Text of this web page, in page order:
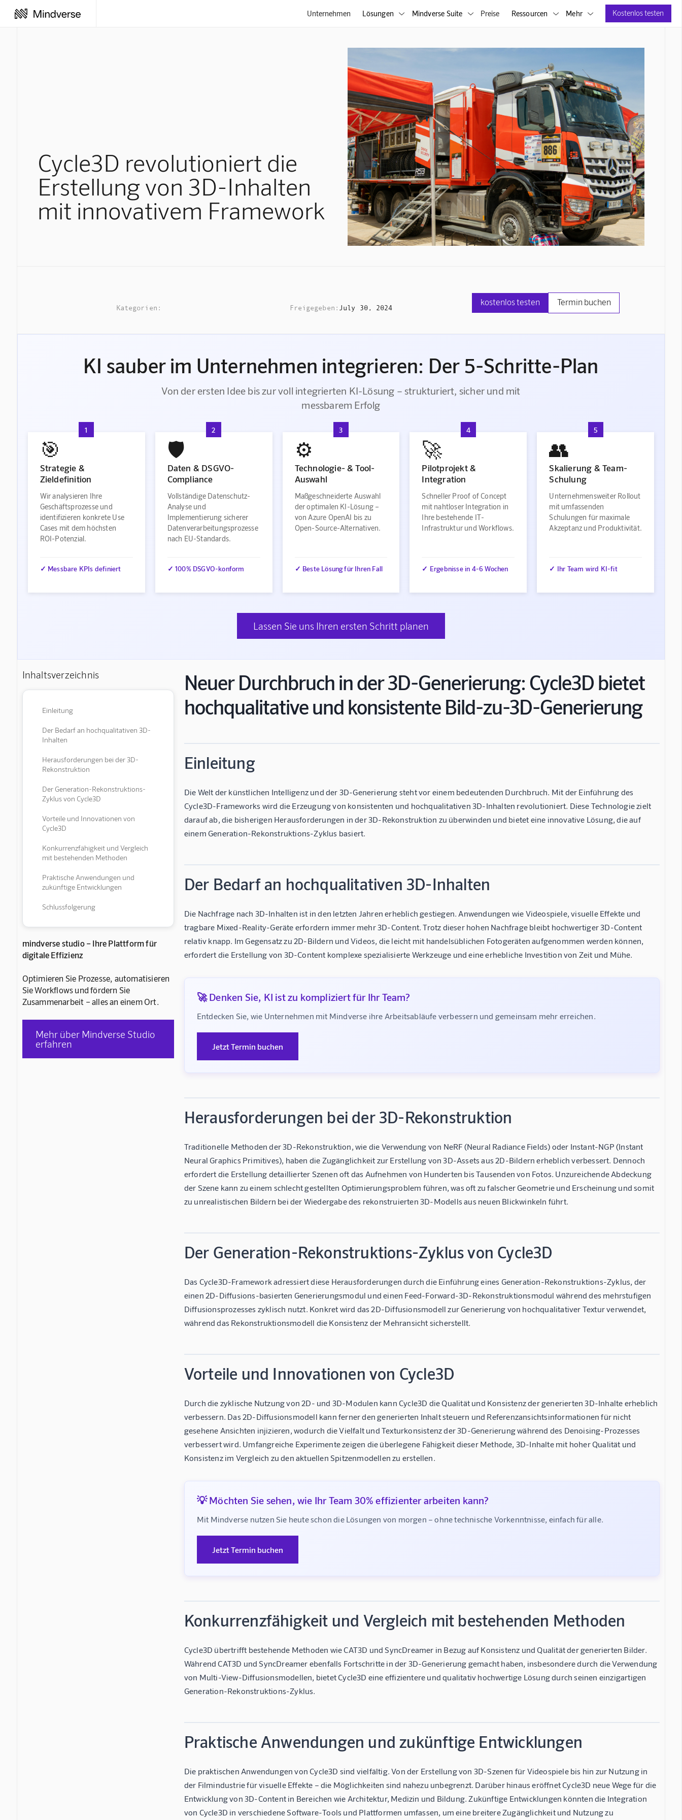
Unternehmen Lösungen  Mindverse Suite  Preise Ressourcen  Mehr  Kostenlos testen
Cycle3D revolutioniert die
Erstellung von 3D-Inhalten
mit innovativem Framework
Kategorien: Freigegeben: July 30, 2024
kostenlos testen Termin buchen
KI sauber im Unternehmen integrieren: Der 5-Schritte-Plan
Von der ersten Idee bis zur voll integrierten KI-Lösung – strukturiert, sicher und mit
messbarem Erfolg
1
🎯
Strategie &
Zieldefinition
Wir analysieren Ihre
Geschäftsprozesse und
identifizieren konkrete Use
Cases mit dem höchsten
ROI-Potenzial.
✓ Messbare KPIs definiert
2
🛡️
Daten & DSGVO-
Compliance
Vollständige Datenschutz-
Analyse und
Implementierung sicherer
Datenverarbeitungsprozesse
nach EU-Standards.
✓ 100% DSGVO-konform
3
⚙️
Technologie- & Tool-
Auswahl
Maßgeschneiderte Auswahl
der optimalen KI-Lösung –
von Azure OpenAI bis zu
Open-Source-Alternativen.
✓ Beste Lösung für Ihren Fall
4
🚀
Pilotprojekt &
Integration
Schneller Proof of Concept
mit nahtloser Integration in
Ihre bestehende IT-
Infrastruktur und Workflows.
✓ Ergebnisse in 4-6 Wochen
5
👥
Skalierung & Team-
Schulung
Unternehmensweiter Rollout
mit umfassenden
Schulungen für maximale
Akzeptanz und Produktivität.
✓ Ihr Team wird KI-fit
Lassen Sie uns Ihren ersten Schritt planen
Inhaltsverzeichnis
Einleitung
Der Bedarf an hochqualitativen 3D-
Inhalten
Herausforderungen bei der 3D-
Rekonstruktion
Der Generation-Rekonstruktions-
Zyklus von Cycle3D
Vorteile und Innovationen von
Cycle3D
Konkurrenzfähigkeit und Vergleich
mit bestehenden Methoden
Praktische Anwendungen und
zukünftige Entwicklungen
Schlussfolgerung
mindverse studio – Ihre Plattform für
digitale Effizienz
Optimieren Sie Prozesse, automatisieren
Sie Workflows und fördern Sie
Zusammenarbeit – alles an einem Ort.
Mehr über Mindverse Studio
erfahren
Neuer Durchbruch in der 3D-Generierung: Cycle3D bietet
hochqualitative und konsistente Bild-zu-3D-Generierung
Einleitung
Die Welt der künstlichen Intelligenz und der 3D-Generierung steht vor einem bedeutenden Durchbruch. Mit der Einführung des
Cycle3D-Frameworks wird die Erzeugung von konsistenten und hochqualitativen 3D-Inhalten revolutioniert. Diese Technologie zielt
darauf ab, die bisherigen Herausforderungen in der 3D-Rekonstruktion zu überwinden und bietet eine innovative Lösung, die auf
einem Generation-Rekonstruktions-Zyklus basiert.
Der Bedarf an hochqualitativen 3D-Inhalten
Die Nachfrage nach 3D-Inhalten ist in den letzten Jahren erheblich gestiegen. Anwendungen wie Videospiele, visuelle Effekte und
tragbare Mixed-Reality-Geräte erfordern immer mehr 3D-Content. Trotz dieser hohen Nachfrage bleibt hochwertiger 3D-Content
relativ knapp. Im Gegensatz zu 2D-Bildern und Videos, die leicht mit handelsüblichen Fotogeräten aufgenommen werden können,
erfordert die Erstellung von 3D-Content komplexe spezialisierte Werkzeuge und eine erhebliche Investition von Zeit und Mühe.
🚀 Denken Sie, KI ist zu kompliziert für Ihr Team?
Entdecken Sie, wie Unternehmen mit Mindverse ihre Arbeitsabläufe verbessern und gemeinsam mehr erreichen.
Jetzt Termin buchen
Herausforderungen bei der 3D-Rekonstruktion
Traditionelle Methoden der 3D-Rekonstruktion, wie die Verwendung von NeRF (Neural Radiance Fields) oder Instant-NGP (Instant
Neural Graphics Primitives), haben die Zugänglichkeit zur Erstellung von 3D-Assets aus 2D-Bildern erheblich verbessert. Dennoch
erfordert die Erstellung detaillierter Szenen oft das Aufnehmen von Hunderten bis Tausenden von Fotos. Unzureichende Abdeckung
der Szene kann zu einem schlecht gestellten Optimierungsproblem führen, was oft zu falscher Geometrie und Erscheinung und somit
zu unrealistischen Bildern bei der Wiedergabe des rekonstruierten 3D-Modells aus neuen Blickwinkeln führt.
Der Generation-Rekonstruktions-Zyklus von Cycle3D
Das Cycle3D-Framework adressiert diese Herausforderungen durch die Einführung eines Generation-Rekonstruktions-Zyklus, der
einen 2D-Diffusions-basierten Generierungsmodul und einen Feed-Forward-3D-Rekonstruktionsmodul während des mehrstufigen
Diffusionsprozesses zyklisch nutzt. Konkret wird das 2D-Diffusionsmodell zur Generierung von hochqualitativer Textur verwendet,
während das Rekonstruktionsmodell die Konsistenz der Mehransicht sicherstellt.
Vorteile und Innovationen von Cycle3D
Durch die zyklische Nutzung von 2D- und 3D-Modulen kann Cycle3D die Qualität und Konsistenz der generierten 3D-Inhalte erheblich
verbessern. Das 2D-Diffusionsmodell kann ferner den generierten Inhalt steuern und Referenzansichtsinformationen für nicht
gesehene Ansichten injizieren, wodurch die Vielfalt und Texturkonsistenz der 3D-Generierung während des Denoising-Prozesses
verbessert wird. Umfangreiche Experimente zeigen die überlegene Fähigkeit dieser Methode, 3D-Inhalte mit hoher Qualität und
Konsistenz im Vergleich zu den aktuellen Spitzenmodellen zu erstellen.
💡 Möchten Sie sehen, wie Ihr Team 30% effizienter arbeiten kann?
Mit Mindverse nutzen Sie heute schon die Lösungen von morgen – ohne technische Vorkenntnisse, einfach für alle.
Jetzt Termin buchen
Konkurrenzfähigkeit und Vergleich mit bestehenden Methoden
Cycle3D übertrifft bestehende Methoden wie CAT3D und SyncDreamer in Bezug auf Konsistenz und Qualität der generierten Bilder.
Während CAT3D und SyncDreamer ebenfalls Fortschritte in der 3D-Generierung gemacht haben, insbesondere durch die Verwendung
von Multi-View-Diffusionsmodellen, bietet Cycle3D eine effizientere und qualitativ hochwertige Lösung durch seinen einzigartigen
Generation-Rekonstruktions-Zyklus.
Praktische Anwendungen und zukünftige Entwicklungen
Die praktischen Anwendungen von Cycle3D sind vielfältig. Von der Erstellung von 3D-Szenen für Videospiele bis hin zur Nutzung in
der Filmindustrie für visuelle Effekte – die Möglichkeiten sind nahezu unbegrenzt. Darüber hinaus eröffnet Cycle3D neue Wege für die
Entwicklung von 3D-Content in Bereichen wie Architektur, Medizin und Bildung. Zukünftige Entwicklungen könnten die Integration
von Cycle3D in verschiedene Software-Tools und Plattformen umfassen, um eine breitere Zugänglichkeit und Nutzung zu